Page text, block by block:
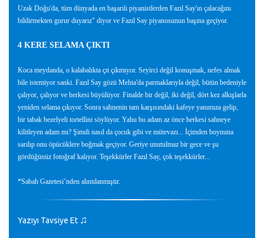
Uzak Doğu'da, tüm dünyada en başarılı piyanistlerden Fazıl Say'ın çalacağını
bildirmekten gurur duyarız" diyor ve Fazıl Say piyanosunun başına geçiyor.
4 KERE SELAMA ÇIKTI
Koca meydanda, o kalabalıkta çıt çıkmıyor. Seyirci değil konuşmak, nefes almak
bile istemiyor sanki. Fazıl Say gözü Mehta'da parmaklarıyla değil, bütün bedeniyle
çalıyor, çalıyor ve herkesi büyülüyor. Finalde bir değil, iki değil, dört kez alkışlarla
yeniden selama çıkıyor. Sonra sahnenin tam karşısındaki kafeye yanımıza gelip,
bir tabak bezelyeli tortellini söylüyor. Yahu bu adam az önce herkesi sahneye
kilitleyen adam mı? Şimdi nasıl da çocuk gibi ve mütevazı... İçimden boynuna
sarılıp onu öpücüklere boğmak geçiyor. Geriye unutulmaz bir gece ve şu
gördüğünüz fotoğraf kalıyor. Teşekkürler Fazıl Say, çok teşekkürler...
*Sabah Gazetesi’nden alıntılanmıştır.
Yazıyı Tavsiye Et ♫